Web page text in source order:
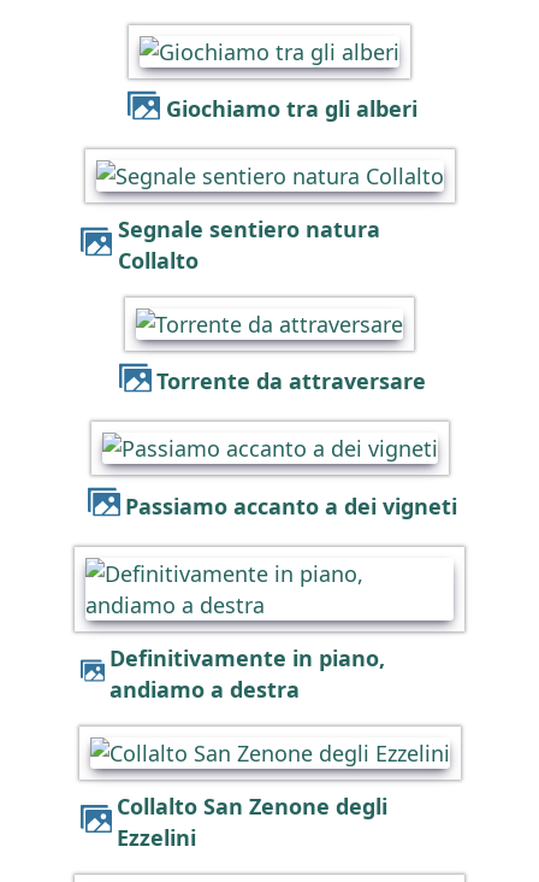
Giochiamo tra gli alberi
Segnale sentiero natura
Collalto
Torrente da attraversare
Passiamo accanto a dei vigneti
Definitivamente in piano,
andiamo a destra
Collalto San Zenone degli
Ezzelini